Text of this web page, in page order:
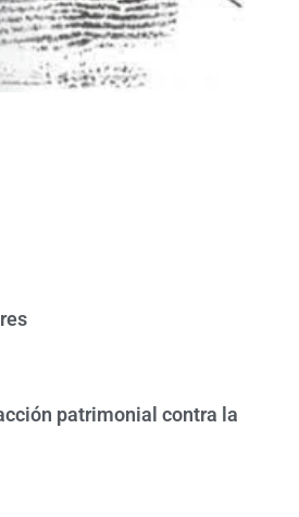
patrimonial contra la